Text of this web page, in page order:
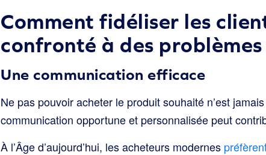
Comment fidéliser les
confronté à des problèmes
Une communication efficace
Ne pas pouvoir acheter le produit souhaité n’est
communication opportune et personnalisée peut
À l’Âge d’aujourd’hui, les acheteurs modernes